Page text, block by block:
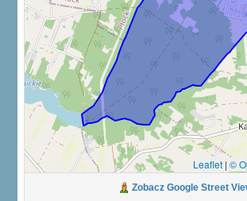
Leaflet | ©
Zobacz Google Street